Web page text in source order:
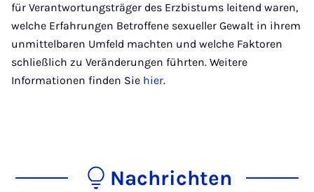
für Verantwortungsträger des Erzbistums leitend waren,
welche Erfahrungen Betroffene sexueller Gewalt in ihrem
unmittelbaren Umfeld machten und welche Faktoren
schließlich zu Veränderungen führten. Weitere
Informationen finden Sie hier.
Nachrichten